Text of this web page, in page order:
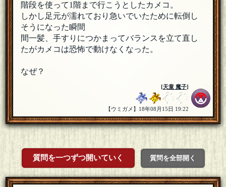
階段を使って1階まで行こうとしたカメコ。
しかし足元が濡れており急いでいたために転倒し
そうになった瞬間
間一髪、手すりにつかまってバランスを立て直し
たがカメコは恐怖で動けなくなった。
なぜ？
[天童 魔子]
【ウミガメ】18年08月15日 19:22
質問を一つずつ開いていく 質問を全部開く